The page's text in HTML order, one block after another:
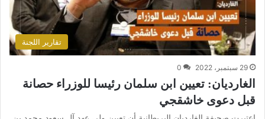
تقارير اللجنة
29 سبتمبر، 2022 0
الغارديان: تعيين ابن سلمان رئيسا للوزراء حصانة
قبل دعوى خاشقجي